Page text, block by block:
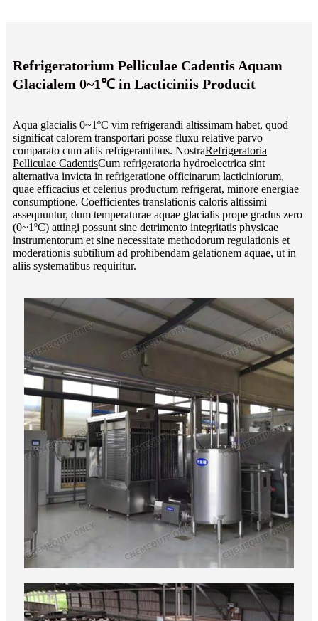
Refrigeratorium Pelliculae Cadentis Aquam
Glacialem 0~1℃ in Lacticiniis Producit
Aqua glacialis 0~1ºC vim refrigerandi altissimam habet, quod
significat calorem transportari posse fluxu relative parvo
comparato cum aliis refrigerantibus. NostraRefrigeratoria
Pelliculae CadentisCum refrigeratoria hydroelectrica sint
alternativa invicta in refrigeratione officinarum lacticiniorum,
quae efficacius et celerius productum refrigerat, minore energiae
consumptione. Coefficientes translationis caloris altissimi
assequuntur, dum temperaturae aquae glacialis prope gradus zero
(0~1ºC) attingi possunt sine detrimento integritatis physicae
instrumentorum et sine necessitate methodorum regulationis et
moderationis subtilium ad prohibendam gelationem aquae, ut in
aliis systematibus requiritur.